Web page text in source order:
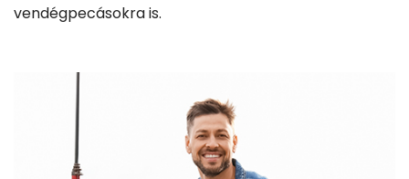
vendégpecásokra is.